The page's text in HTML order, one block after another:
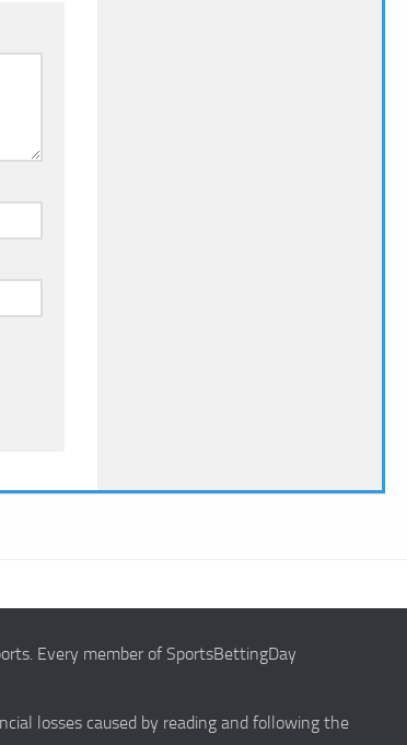
Every member of SportsBettingDay
losses caused by reading and following the